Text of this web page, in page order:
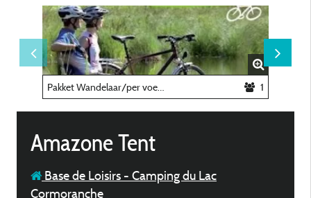
1
Amazone Tent
Base de Loisirs - Camping du Lac
Cormoranche